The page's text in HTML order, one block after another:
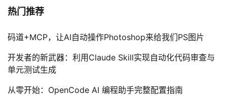
热门推荐
码道+MCP，让AI自动操作Photoshop来给我们PS图片
开发者的新武器：利用Claude Skill实现自动化代码审查与
单元测试生成
从零开始：OpenCode AI 编程助手完整配置指南